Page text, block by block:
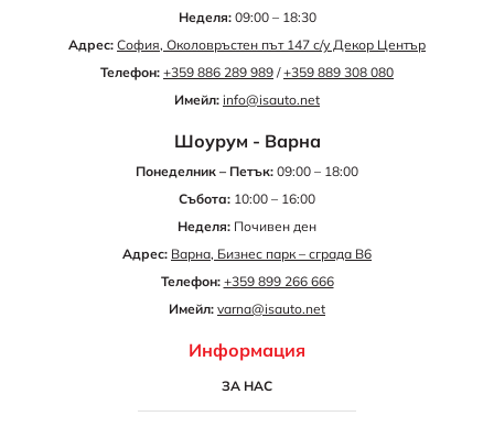
Неделя:09:00 – 18:30
Адрес: София, Околовръстен път 147 с/у Декор Център
Телефон: +359 886 289 989 /+359 889 308 080
Имейл: info@isauto.net
Шоурум - Варна
Понеделник – Петък: 09:00 – 18:00
Събота: 10:00 – 16:00
Неделя: Почивен ден
Адрес: Варна, Бизнес парк – сграда B6
Телефон: +359 899 266 666
Имейл: varna@isauto.net
Информация
ЗА НАС